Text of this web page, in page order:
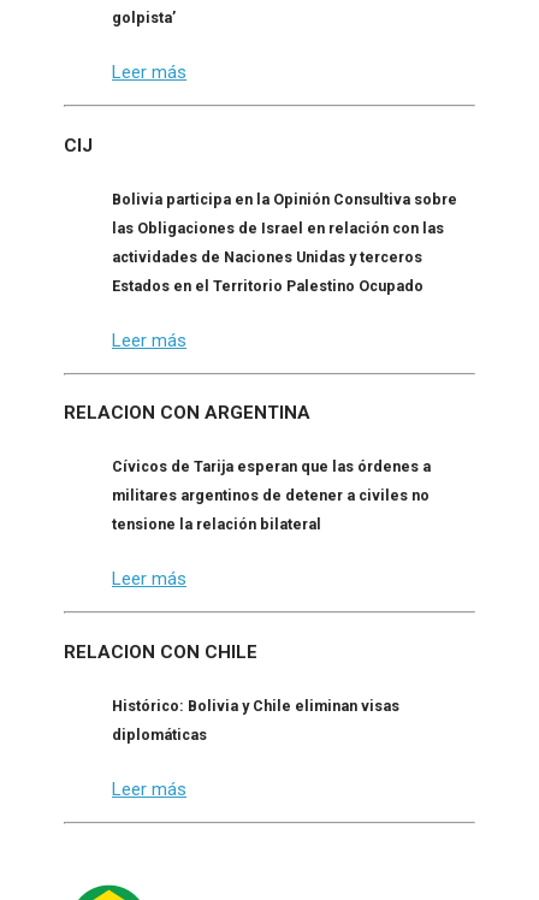
golpista’
Leer más
CIJ
Bolivia participa en la Opinión Consultiva sobre
las Obligaciones de Israel en relación con las
actividades de Naciones Unidas y terceros
Estados en el Territorio Palestino Ocupado
Leer más
RELACION CON ARGENTINA
Cívicos de Tarija esperan que las órdenes a
militares argentinos de detener a civiles no
tensione la relación bilateral
Leer más
RELACION CON CHILE
Histórico: Bolivia y Chile eliminan visas
diplomáticas
Leer más